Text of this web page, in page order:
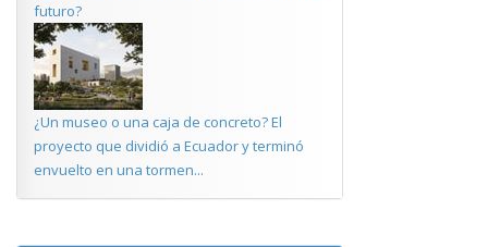
futuro?
¿Un museo o una caja de concreto? El
proyecto que dividió a Ecuador y terminó
envuelto en una tormen...